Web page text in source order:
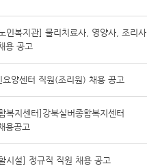
인복지관] 물리치료사, 영양사, 조리사,
용 공고
요양센터 직원(조리원) 채용 공고
복지센터]강북실버종합복지센터
용공고
시설] 정규직 직원 채용 공고